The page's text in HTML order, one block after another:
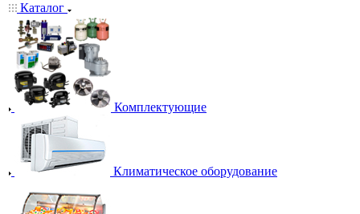
Каталог
Комплектующие
Климатическое оборудование